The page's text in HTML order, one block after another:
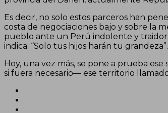
Es decir, no solo estos parceros han
costa de negociaciones bajo y sobre la
pueblo ante un Perú indolente y
indica: “Solo tus hijos harán tu grandeza”.
Hoy, una vez más, se pone a prueba
si fuera necesario— ese territorio